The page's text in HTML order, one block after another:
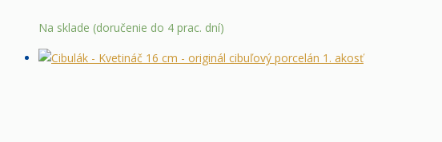
Na sklade (doručenie do 4 prac. dní)